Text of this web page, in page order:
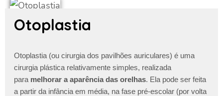
Otoplastia
Otoplastia (ou cirurgia dos pavilhões auriculares) é uma
cirurgia plástica relativamente simples, realizada
para melhorar a aparência das orelhas. Ela pode ser feita
a partir da infância em média, na fase pré-escolar (por volta